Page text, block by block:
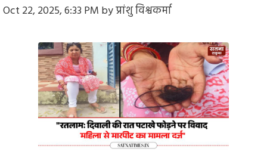
Oct 22, 2025, 6:33 PM byप्रांशु विश्वकर्मा